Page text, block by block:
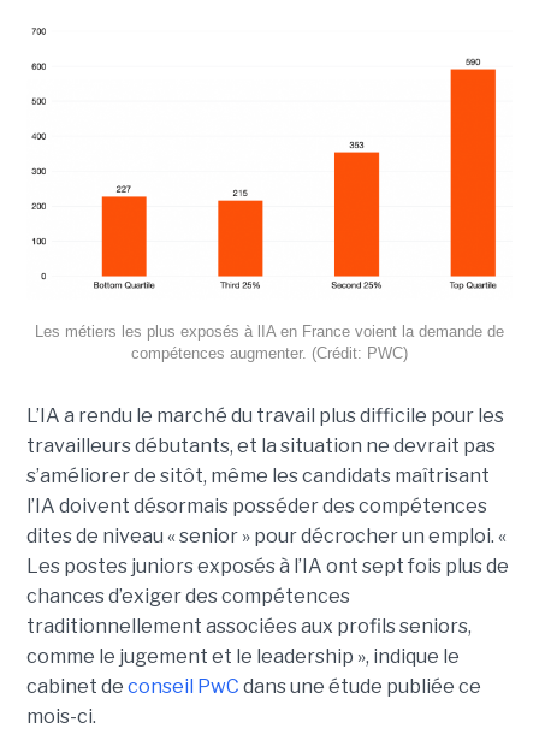
Les métiers les plus exposés à lIA en France voient la demande de
compétences augmenter. (Crédit: PWC)
L’IA a rendu le marché du travail plus difficile pour les
travailleurs débutants, et la situation ne devrait pas
s’améliorer de sitôt, même les candidats maîtrisant
l’IA doivent désormais posséder des compétences
dites de niveau « senior » pour décrocher un emploi. «
Les postes juniors exposés à l’IA ont sept fois plus de
chances d’exiger des compétences
traditionnellement associées aux profils seniors,
comme le jugement et le leadership », indique le
cabinet de conseil PwC dans une étude publiée ce
mois-ci.